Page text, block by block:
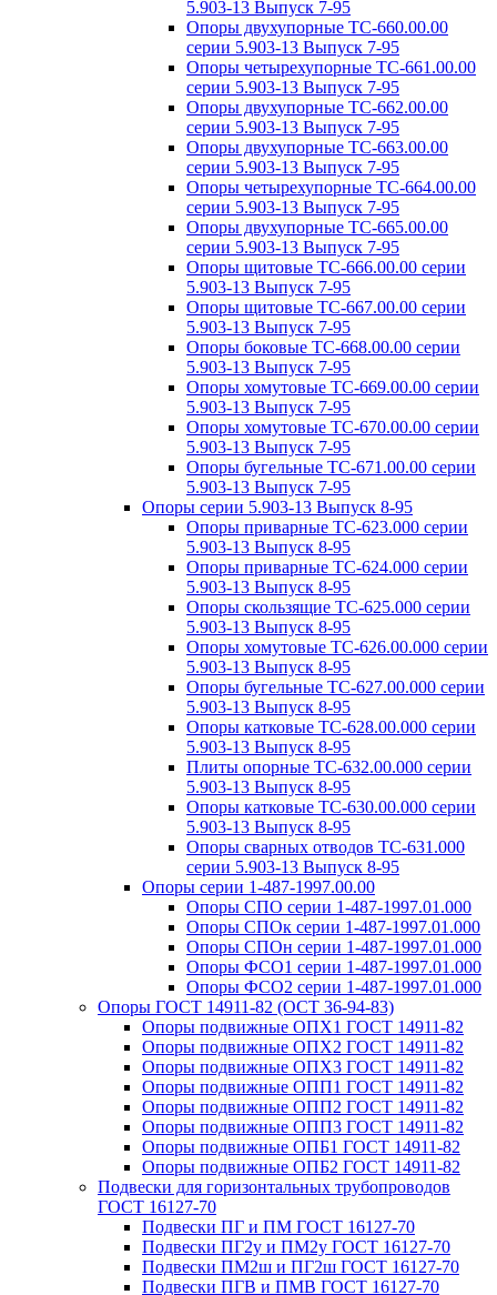
5.903-13 Выпуск 7-95
Опоры двухупорные ТС-660.00.00
серии 5.903-13 Выпуск 7-95
Опоры четырехупорные ТС-661.00.00
серии 5.903-13 Выпуск 7-95
Опоры двухупорные ТС-662.00.00
серии 5.903-13 Выпуск 7-95
Опоры двухупорные ТС-663.00.00
серии 5.903-13 Выпуск 7-95
Опоры четырехупорные ТС-664.00.00
серии 5.903-13 Выпуск 7-95
Опоры двухупорные ТС-665.00.00
серии 5.903-13 Выпуск 7-95
Опоры щитовые ТС-666.00.00 серии
5.903-13 Выпуск 7-95
Опоры щитовые ТС-667.00.00 серии
5.903-13 Выпуск 7-95
Опоры боковые ТС-668.00.00 серии
5.903-13 Выпуск 7-95
Опоры хомутовые ТС-669.00.00 серии
5.903-13 Выпуск 7-95
Опоры хомутовые ТС-670.00.00 серии
5.903-13 Выпуск 7-95
Опоры бугельные ТС-671.00.00 серии
5.903-13 Выпуск 7-95
Опоры серии 5.903-13 Выпуск 8-95
Опоры приварные ТС-623.000 серии
5.903-13 Выпуск 8-95
Опоры приварные ТС-624.000 серии
5.903-13 Выпуск 8-95
Опоры скользящие ТС-625.000 серии
5.903-13 Выпуск 8-95
Опоры хомутовые ТС-626.00.000 серии
5.903-13 Выпуск 8-95
Опоры бугельные ТС-627.00.000 серии
5.903-13 Выпуск 8-95
Опоры катковые ТС-628.00.000 серии
5.903-13 Выпуск 8-95
Плиты опорные ТС-632.00.000 серии
5.903-13 Выпуск 8-95
Опоры катковые ТС-630.00.000 серии
5.903-13 Выпуск 8-95
Опоры сварных отводов ТС-631.000
серии 5.903-13 Выпуск 8-95
Опоры серии 1-487-1997.00.00
Опоры СПО серии 1-487-1997.01.000
Опоры СПОк серии 1-487-1997.01.000
Опоры СПОн серии 1-487-1997.01.000
Опоры ФСО1 серии 1-487-1997.01.000
Опоры ФСО2 серии 1-487-1997.01.000
Опоры ГОСТ 14911-82 (ОСТ 36-94-83)
Опоры подвижные ОПХ1 ГОСТ 14911-82
Опоры подвижные ОПХ2 ГОСТ 14911-82
Опоры подвижные ОПХ3 ГОСТ 14911-82
Опоры подвижные ОПП1 ГОСТ 14911-82
Опоры подвижные ОПП2 ГОСТ 14911-82
Опоры подвижные ОПП3 ГОСТ 14911-82
Опоры подвижные ОПБ1 ГОСТ 14911-82
Опоры подвижные ОПБ2 ГОСТ 14911-82
Подвески для горизонтальных трубопроводов
ГОСТ 16127-70
Подвески ПГ и ПМ ГОСТ 16127-70
Подвески ПГ2у и ПМ2у ГОСТ 16127-70
Подвески ПМ2ш и ПГ2ш ГОСТ 16127-70
Подвески ПГВ и ПМВ ГОСТ 16127-70